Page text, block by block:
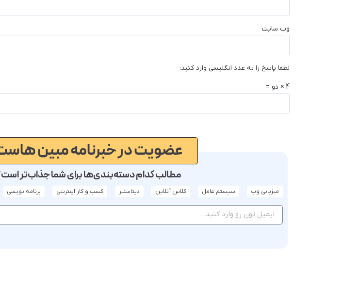
وب‌ سایت
لطفا پاسخ را به عدد انگلیسی وارد کنید:
4 × دو =
عضویت در خبرنامه مبین
مطالب کدام دسته‌بندی‌ها برای شما جذاب‌تر
میزبانی وب سیستم عامل کلاس آنلاین دیتاسنتر کسب و کار اینترنتی برنامه نویسی